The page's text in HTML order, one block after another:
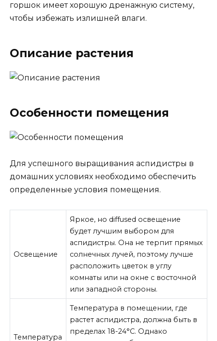
горшок имеет хорошую дренажную систему,
чтобы избежать излишней влаги.
Описание растения
Особенности помещения
Для успешного выращивания аспидистры в
домашних условиях необходимо обеспечить
определенные условия помещения.
Освещение
Яркое, но diffused освещение
будет лучшим выбором для
аспидистры. Она не терпит прямых
солнечных лучей, поэтому лучше
расположить цветок в углу
комнаты или на окне с восточной
или западной стороны.
Температура
Температура в помещении, где
растет аспидистра, должна быть в
пределах 18-24°C. Однако